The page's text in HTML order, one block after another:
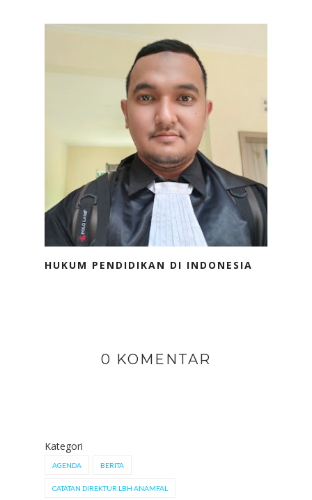
HUKUM PENDIDIKAN DI INDONESIA
0 KOMENTAR
Kategori
AGENDA BERITA
CATATAN DIREKTUR LBH ANAMFAL